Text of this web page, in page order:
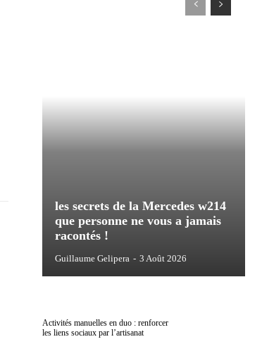
les secrets de la Mercedes w214
que personne ne vous a jamais
racontés !
Guillaume Gelipera - 3 Août 2026
Activités manuelles en duo : renforcer
les liens sociaux par l’artisanat